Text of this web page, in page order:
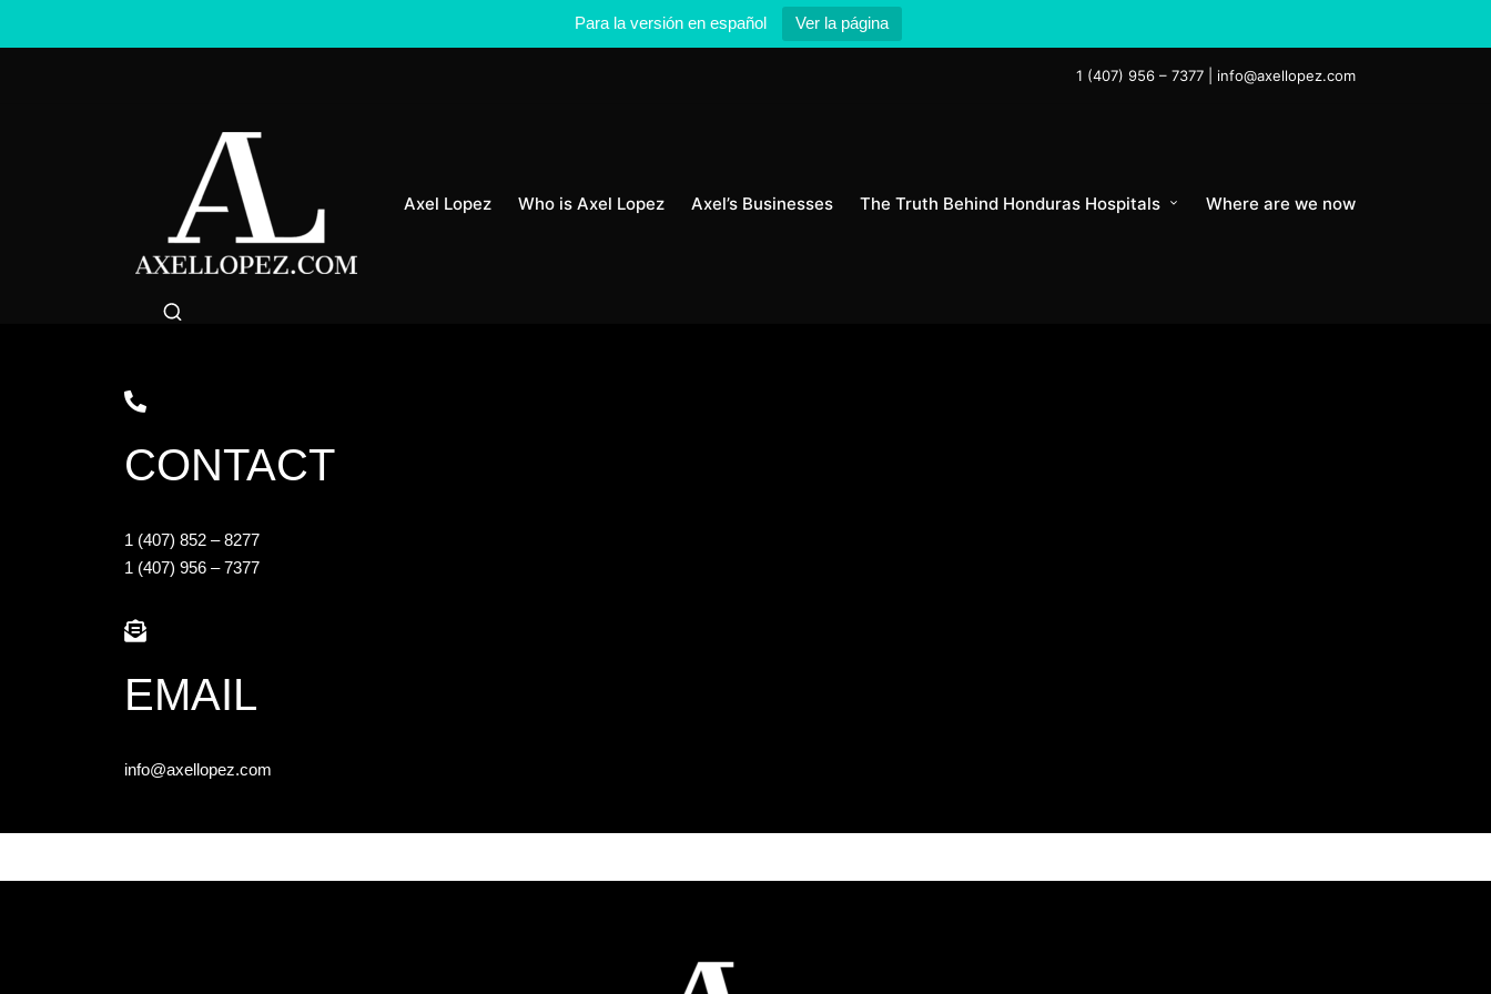
Para la versión en español Ver la página
1 (407) 956 – 7377 | info@axellopez.com
Axel Lopez Who is Axel Lopez Axel’s Businesses The Truth Behind Honduras Hospitals Where are we now
CONTACT
1 (407) 852 – 8277
1 (407) 956 – 7377
EMAIL
info@axellopez.com